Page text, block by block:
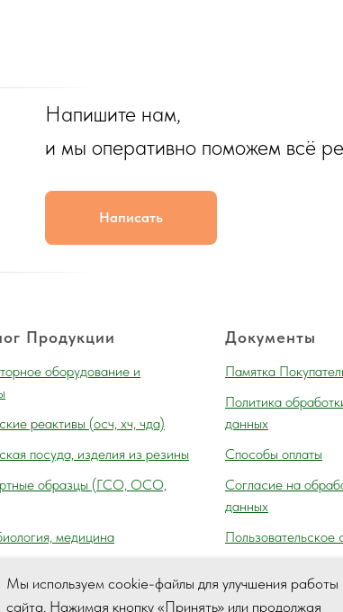
Напишите нам,
и мы оперативно поможем всё
Написать
Мы используем cookie-файлы для улучшения
сайта. Нажимая кнопку «Принять» или продолжая
Продукции
оборудование и
реактивы (осч, хч, чда)
посуда, изделия из резины
образцы (ГСО, ОСО,
медицина
оборудование
Документы
Памятка
Политика
данных
Способы оплаты
Согласие на
данных
Пользовательское